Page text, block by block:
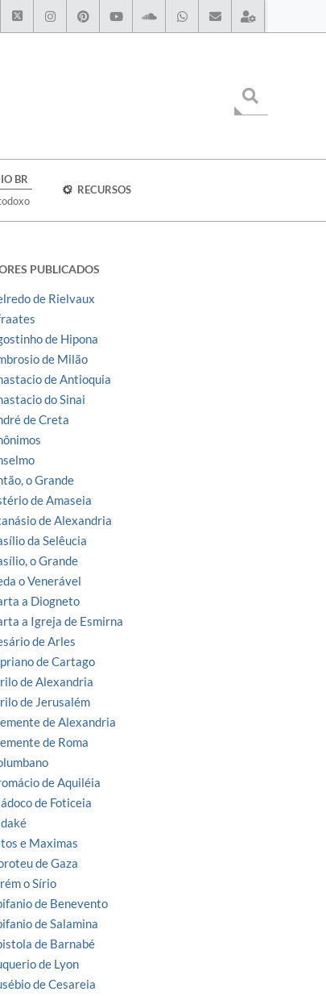
BR
RECURSOS
PUBLICADOS
de Rielvaux
de Hipona
de Milão
de Antioquia
do Sinai
de Creta
o Grande
de Amaseia
de Alexandria
da Selêucia
o Grande
o Venerável
a Diogneto
a Igreja de Esmirna
de Arles
de Cartago
de Alexandria
de Jerusalém
de Alexandria
de Roma
de Aquiléia
de Foticeia
e Maximas
de Gaza
o Sírio
de Benevento
de Salamina
de Barnabé
de Lyon
de Cesareia